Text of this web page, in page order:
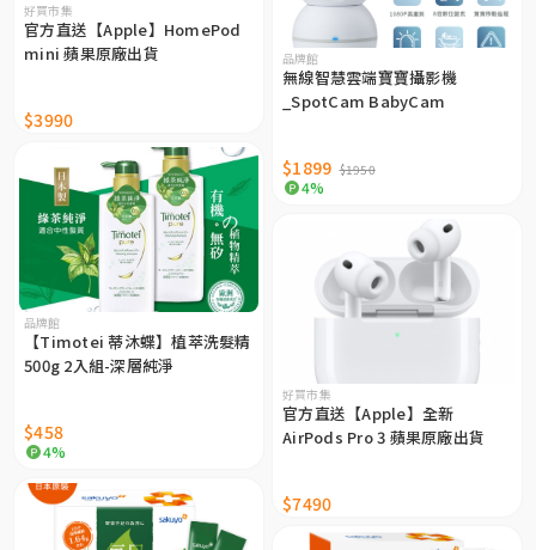
好買市集
官方直送【Apple】HomePod
mini 蘋果原廠出貨
$3990
品牌館
無線智慧雲端寶寶攝影機
_SpotCam BabyCam
$1899 $1950
4%
品牌館
【Timotei 蒂沐蝶】植萃洗髮精
500g 2入組-深層純淨
$458
4%
好買市集
官方直送【Apple】全新
AirPods Pro 3 蘋果原廠出貨
$7490